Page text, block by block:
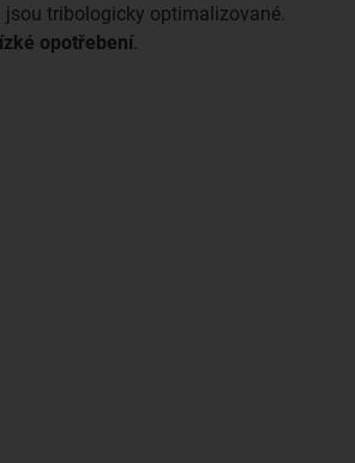
jsou tribologicky optimalizované.
opotřebení